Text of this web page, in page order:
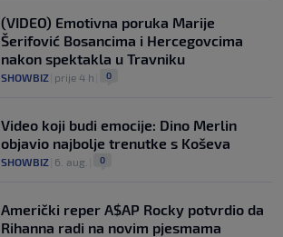
(VIDEO) Emotivna poruka Marije
Šerifović Bosancima i Hercegovcima
nakon spektakla u Travniku
SHOWBIZ prije 4 h 0
Video koji budi emocije: Dino Merlin
objavio najbolje trenutke s Koševa
SHOWBIZ 6. aug. 0
Američki reper A$AP Rocky potvrdio da
Rihanna radi na novim pjesmama